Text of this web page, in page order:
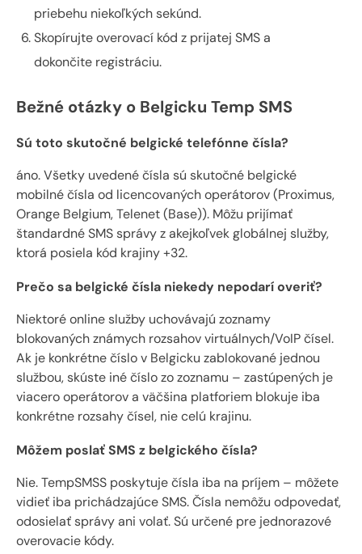
priebehu niekoľkých sekúnd.
Skopírujte overovací kód z prijatej SMS a
dokončite registráciu.
Bežné otázky o Belgicku Temp SMS
Sú toto skutočné belgické telefónne čísla?
áno. Všetky uvedené čísla sú skutočné belgické
mobilné čísla od licencovaných operátorov (Proximus,
Orange Belgium, Telenet (Base)). Môžu prijímať
štandardné SMS správy z akejkoľvek globálnej služby,
ktorá posiela kód krajiny +32.
Prečo sa belgické čísla niekedy nepodarí overiť?
Niektoré online služby uchovávajú zoznamy
blokovaných známych rozsahov virtuálnych/VoIP čísel.
Ak je konkrétne číslo v Belgicku zablokované jednou
službou, skúste iné číslo zo zoznamu – zastúpených je
viacero operátorov a väčšina platforiem blokuje iba
konkrétne rozsahy čísel, nie celú krajinu.
Môžem poslať SMS z belgického čísla?
Nie. TempSMSS poskytuje čísla iba na príjem – môžete
vidieť iba prichádzajúce SMS. Čísla nemôžu odpovedať,
odosielať správy ani volať. Sú určené pre jednorazové
overovacie kódy.